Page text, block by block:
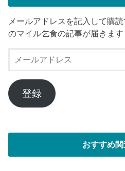
メールアドレスを記入して購
のマイル乞食の記事が届きます
ー
ル
ア
ド
登録
おすすめ